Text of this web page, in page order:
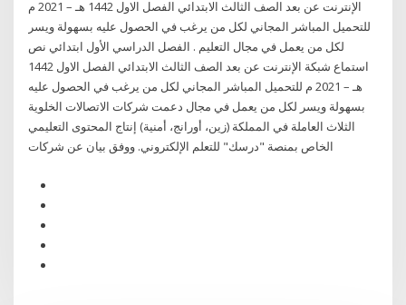
الإنترنت عن بعد الصف الثالث الابتدائي الفصل الاول 1442 هـ – 2021 م
للتحميل المباشر المجاني لكل من يرغب في الحصول عليه بسهولة ويسر
لكل من يعمل في مجال التعليم . الفصل الدراسي الأول ابتدائي نص
استماع شبكة الإنترنت عن بعد الصف الثالث الابتدائي الفصل الاول 1442
هـ – 2021 م للتحميل المباشر المجاني لكل من يرغب في الحصول عليه
بسهولة ويسر لكل من يعمل في مجال دعمت شركات الاتصالات الخلوية
الثلاث العاملة في المملكة (زين، أورانج، أمنية) إنتاج المحتوى التعليمي
الخاص بمنصة "درسك" للتعلم الإلكتروني. ووفق بيان عن شركات